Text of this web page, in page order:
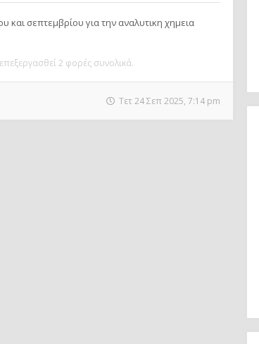
και σεπτεμβρίου για την αναλυτικη χημεια
2 φορές συνολικά.
Τετ 24 Σεπ 2025, 7:14 pm